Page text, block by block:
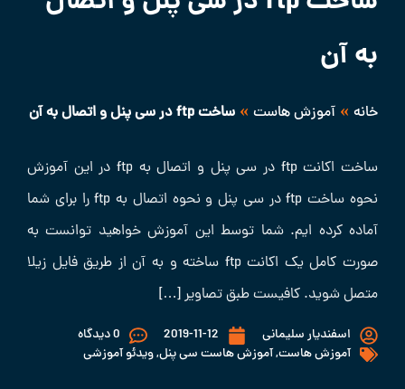
به آن
خانه » آموزش هاست » ساخت ftp در سی پنل و اتصال به آن
ساخت اکانت ftp در سی پنل و اتصال به ftp در این آموزش
نحوه ساخت ftp در سی پنل و نحوه اتصال به ftp را برای شما
آماده کرده ایم. شما توسط این آموزش خواهید توانست به
صورت کامل یک اکانت ftp ساخته و به آن از طریق فایل زیلا
متصل شوید. کافیست طبق تصاویر […]
اسفندیار سلیمانی 2019-11-12
0 دیدگاه
آموزش هاست,آموزش هاست سی پنل,ویدئو آموزشی